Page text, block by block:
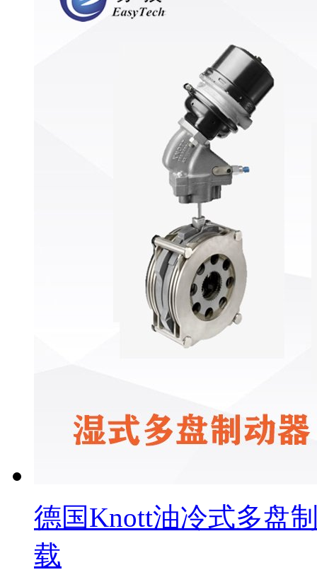
德国Knott油冷式多盘
载